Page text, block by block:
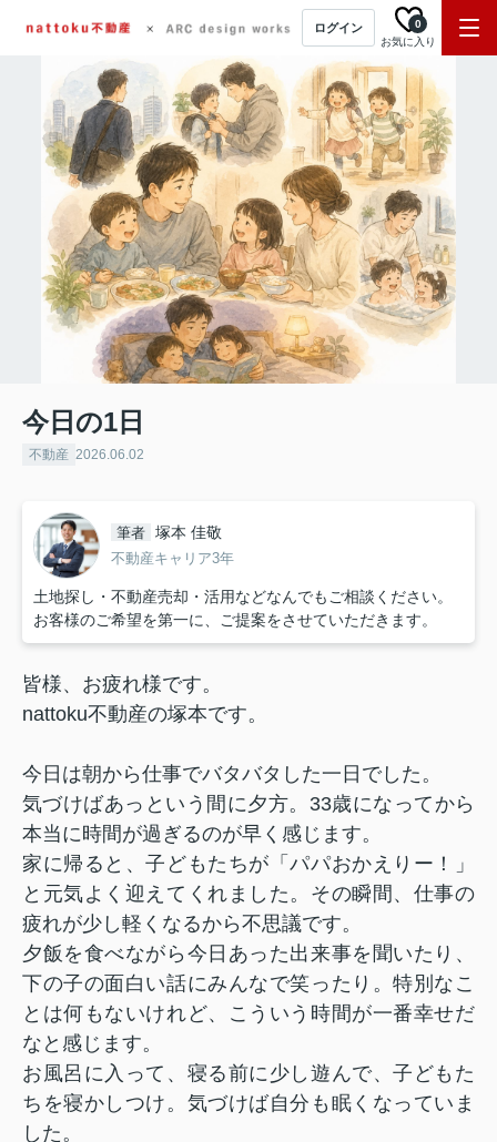
ログイン
お気に入り
0
今日の1日
不動産 2026.06.02
筆者 塚本 佳敬
不動産キャリア3年
土地探し・不動産売却・活用などなんでもご相談ください。
お客様のご希望を第一に、ご提案をさせていただきます。
皆様、お疲れ様です。
nattoku不動産の塚本です。
今日は朝から仕事でバタバタした一日でした。
気づけばあっという間に夕方。33歳になってから
本当に時間が過ぎるのが早く感じます。
家に帰ると、子どもたちが「パパおかえりー！」
と元気よく迎えてくれました。その瞬間、仕事の
疲れが少し軽くなるから不思議です。
夕飯を食べながら今日あった出来事を聞いたり、
下の子の面白い話にみんなで笑ったり。特別なこ
とは何もないけれど、こういう時間が一番幸せだ
なと感じます。
お風呂に入って、寝る前に少し遊んで、子どもた
ちを寝かしつけ。気づけば自分も眠くなっていま
した。